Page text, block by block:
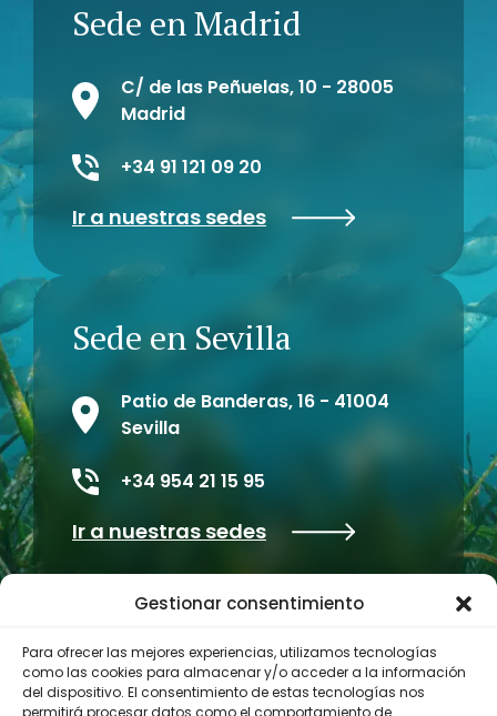
Gestionar consentimiento
Para ofrecer las mejores experiencias, utilizamos tecnologías
como las cookies para almacenar y/o acceder a la información
del dispositivo. El consentimiento de estas tecnologías nos
permitirá procesar datos como el comportamiento de
Sede en Madrid
C/ de las Peñuelas, 10 - 28005
Madrid
+34 91 121 09 20
Ir a nuestras sedes
Sede en Sevilla
Patio de Banderas, 16 - 41004
Sevilla
+34 954 21 15 95
Ir a nuestras sedes